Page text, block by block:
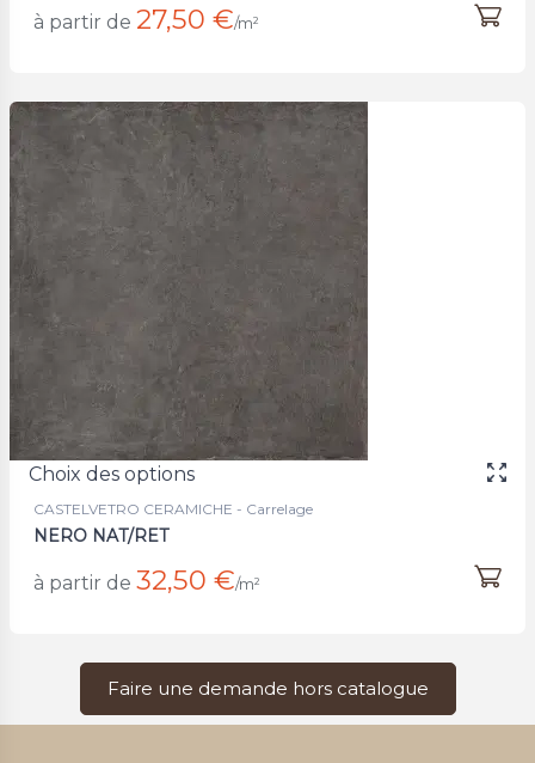
à partir de 27,50 €/m²
Choix des options
CASTELVETRO CERAMICHE - Carrelage
NERO NAT/RET
à partir de 32,50 €/m²
Faire une demande hors catalogue